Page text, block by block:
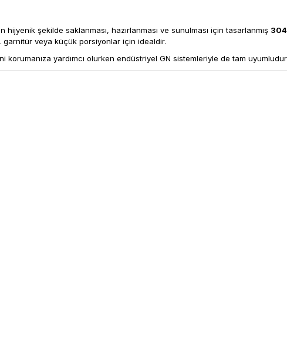
hijyenik şekilde saklanması, hazırlanması ve sunulması için tasarlanmış
garnitür veya küçük porsiyonlar için idealdir.
korumanıza yardımcı olurken endüstriyel GN sistemleriyle de tam